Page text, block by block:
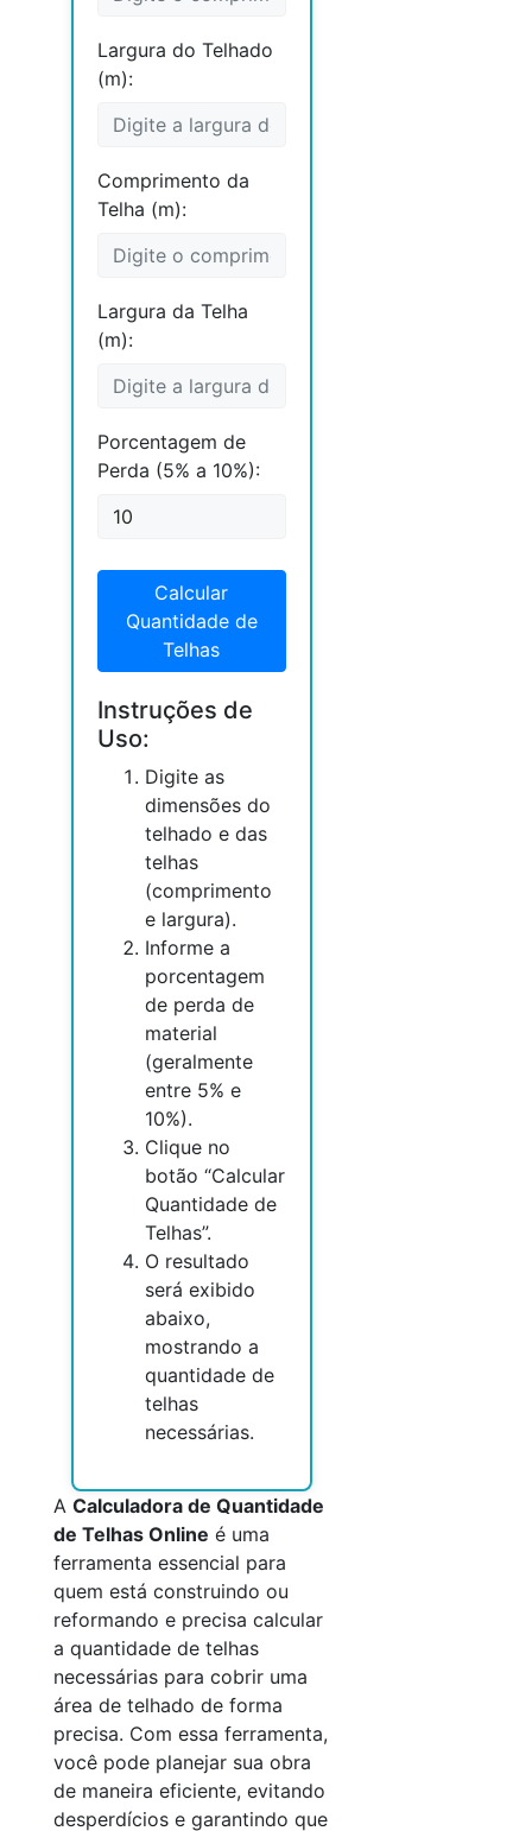
Largura do Telhado
(m):
Comprimento da
Telha (m):
Largura da Telha
(m):
Porcentagem de
Perda (5% a 10%):
Calcular
Quantidade de
Telhas
Instruções de
Uso:
Digite as
dimensões do
telhado e das
telhas
(comprimento
e largura).
Informe a
porcentagem
de perda de
material
(geralmente
entre 5% e
10%).
Clique no
botão “Calcular
Quantidade de
Telhas”.
O resultado
será exibido
abaixo,
mostrando a
quantidade de
telhas
necessárias.
A Calculadora de Quantidade
de Telhas Online é uma
ferramenta essencial para
quem está construindo ou
reformando e precisa calcular
a quantidade de telhas
necessárias para cobrir uma
área de telhado de forma
precisa. Com essa ferramenta,
você pode planejar sua obra
de maneira eficiente, evitando
desperdícios e garantindo que